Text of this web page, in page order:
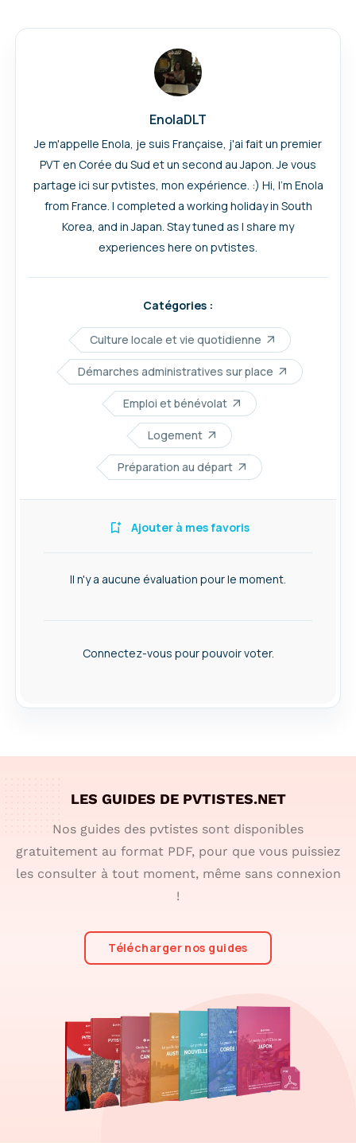
Faire un PVT en Asie : le risque de typhons.
EnolaDLT
Je m'appelle Enola, je suis Française, j'ai fait un premier
PVT en Corée du Sud et un second au Japon. Je vous
partage ici sur pvtistes, mon expérience. :) Hi, I’m Enola
from France. I completed a working holiday in South
Korea, and in Japan. Stay tuned as I share my
experiences here on pvtistes.
Catégories :
Culture locale et vie quotidienne
Démarches administratives sur place
Emploi et bénévolat
Logement
Préparation au départ
Ajouter à mes favoris
Il n'y a aucune évaluation pour le moment.
Connectez-vous pour pouvoir voter.
LES GUIDES DE PVTISTES.NET
Nos guides des pvtistes sont disponibles
gratuitement au format PDF, pour que vous puissiez
les consulter à tout moment, même sans connexion
!
Télécharger nos guides